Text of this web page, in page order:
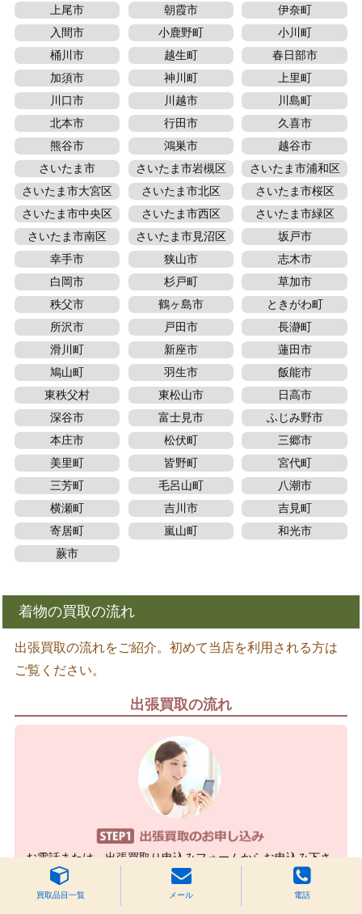
買取品目一覧 メール 電話
上尾市 朝霞市
伊奈町
入間市
小鹿野町
小川町
桶川市
越生町
春日部市
加須市
神川町
上里町
川口市
川越市
川島町
北本市
行田市
久喜市
熊谷市
鴻巣市
越谷市
さいたま市
さいたま市岩槻区
さいたま市浦和区
さいたま市大宮区
さいたま市北区
さいたま市桜区
さいたま市中央区
さいたま市西区
さいたま市緑区
さいたま市南区
さいたま市見沼区
坂戸市
幸手市
狭山市
志木市
白岡市
杉戸町
草加市
秩父市
鶴ヶ島市
ときがわ町
所沢市
戸田市
長瀞町
滑川町
新座市
蓮田市
鳩山町
羽生市
飯能市
東秩父村
東松山市
日高市
深谷市
富士見市
ふじみ野市
本庄市
松伏町
三郷市
美里町
皆野町
宮代町
三芳町
毛呂山町
八潮市
横瀬町
吉川市
吉見町
寄居町
嵐山町
和光市
蕨市
着物の買取の流れ
出張買取の流れをご紹介。初めて当店を利用される方は
ご覧ください。
出張買取の流れ
お電話または、出張買取り申込みフォームからお申込み下さ
い。その際に、お売りいただくお品の内容や量などをお聞か
せ下さい。